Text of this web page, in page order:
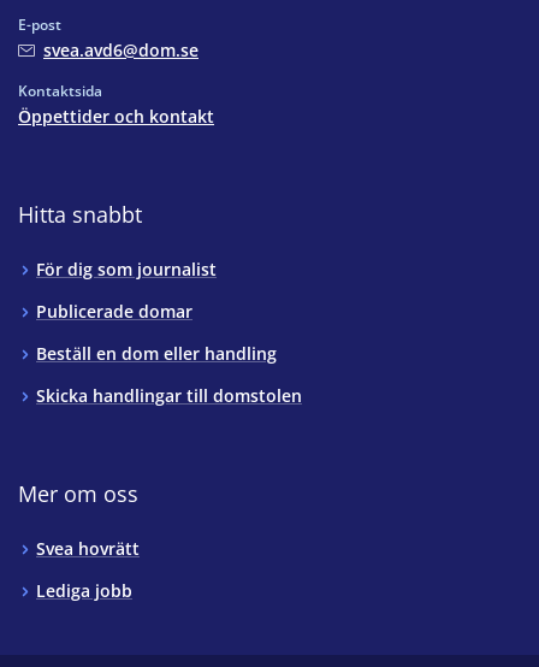
E-post
svea.avd6@dom.se
Kontaktsida
Öppettider och kontakt
Hitta snabbt
För dig som journalist
Publicerade domar
Beställ en dom eller handling
Skicka handlingar till domstolen
Mer om oss
Svea hovrätt
Lediga jobb